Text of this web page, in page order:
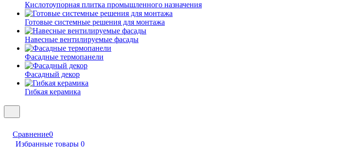
Кислотоупорная плитка промышленного назначения
Готовые системные решения для монтажа
Навесные вентилируемые фасады
Фасадные термопанели
Фасадный декор
Гибкая керамика
Сравнение0
Избранные товары 0